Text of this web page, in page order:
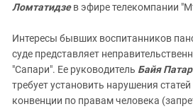
Ломтатидзев эфире телекомпании
Интересы бывших воспитанников
суде представляет
"Сапари". Ее руководитель Байя
требует установить нарушения
конвенции по правам человека